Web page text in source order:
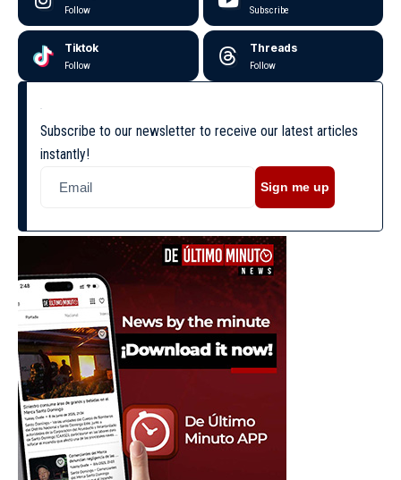
Follow Subscribe
Tiktok
Follow
Threads
Follow
Subscribe to our newsletter to receive our latest articles
instantly!
Sign me up